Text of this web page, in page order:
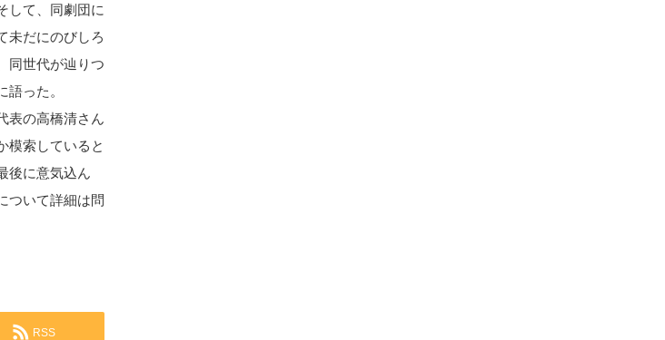
して、同劇団に
未だにのびしろ
同世代が辿りつ
った。
表の高橋清さん
模索していると
後に意気込ん
ついて詳細は問
RSS